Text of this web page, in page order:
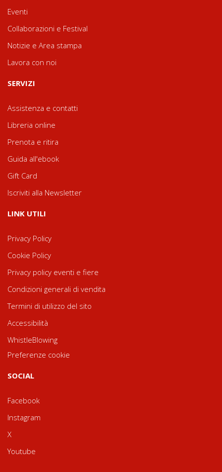
Eventi
Collaborazioni e Festival
Notizie e Area stampa
Lavora con noi
SERVIZI
Assistenza e contatti
Libreria online
Prenota e ritira
Guida all'ebook
Gift Card
Iscriviti alla Newsletter
LINK UTILI
Privacy Policy
Cookie Policy
Privacy policy eventi e fiere
Condizioni generali di vendita
Termini di utilizzo del sito
Accessibilità
WhistleBlowing
Preferenze cookie
SOCIAL
Facebook
Instagram
X
Youtube